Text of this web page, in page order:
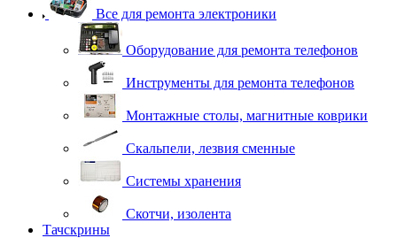
Все для ремонта электроники
Оборудование для ремонта телефонов
Инструменты для ремонта телефонов
Монтажные столы, магнитные коврики
Скальпели, лезвия сменные
Системы хранения
Скотчи, изолента
Тачскрины